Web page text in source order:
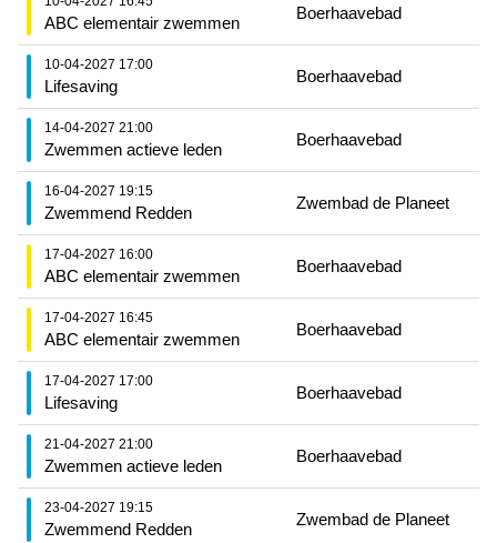
ABC elementair zwemmen
Boerhaavebad
10-04-2027 17:00
Lifesaving
Boerhaavebad
14-04-2027 21:00
Zwemmen actieve leden
Boerhaavebad
16-04-2027 19:15
Zwemmend Redden
Zwembad de Planeet
17-04-2027 16:00
ABC elementair zwemmen
Boerhaavebad
17-04-2027 16:45
ABC elementair zwemmen
Boerhaavebad
17-04-2027 17:00
Lifesaving
Boerhaavebad
21-04-2027 21:00
Zwemmen actieve leden
Boerhaavebad
23-04-2027 19:15
Zwemmend Redden
Zwembad de Planeet